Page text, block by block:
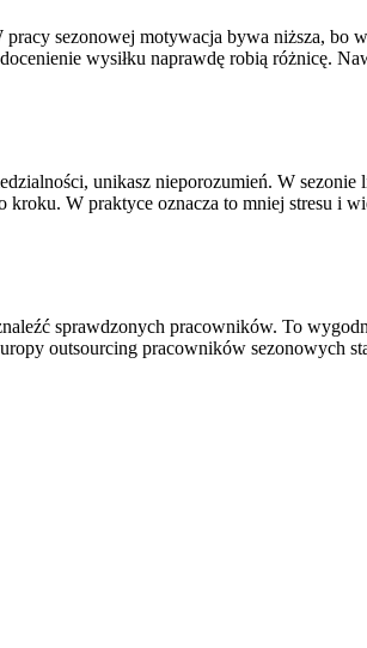
sezonowej motywacja bywa niższa, bo
wysiłku naprawdę robią różnicę.
unikasz nieporozumień. W
W praktyce oznacza to mniej stresu i
sprawdzonych pracowników. To
outsourcing pracowników sezonowych